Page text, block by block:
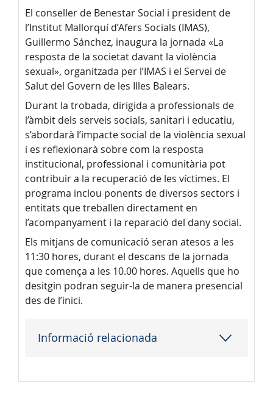
El conseller de Benestar Social i president de
l’Institut Mallorquí d’Afers Socials (IMAS),
Guillermo Sánchez, inaugura la jornada «La
resposta de la societat davant la violència
sexual», organitzada per l’IMAS i el Servei de
Salut del Govern de les Illes Balears.
Durant la trobada, dirigida a professionals de
l’àmbit dels serveis socials, sanitari i educatiu,
s’abordarà l’impacte social de la violència sexual
i es reflexionarà sobre com la resposta
institucional, professional i comunitària pot
contribuir a la recuperació de les víctimes. El
programa inclou ponents de diversos sectors i
entitats que treballen directament en
l’acompanyament i la reparació del dany social.
Els mitjans de comunicació seran atesos a les
11:30 hores, durant el descans de la jornada
que comença a les 10.00 hores. Aquells que ho
desitgin podran seguir-la de manera presencial
des de l’inici.
Informació relacionada